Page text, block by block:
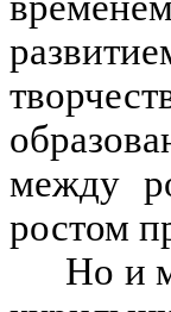
между
ростом
Но и